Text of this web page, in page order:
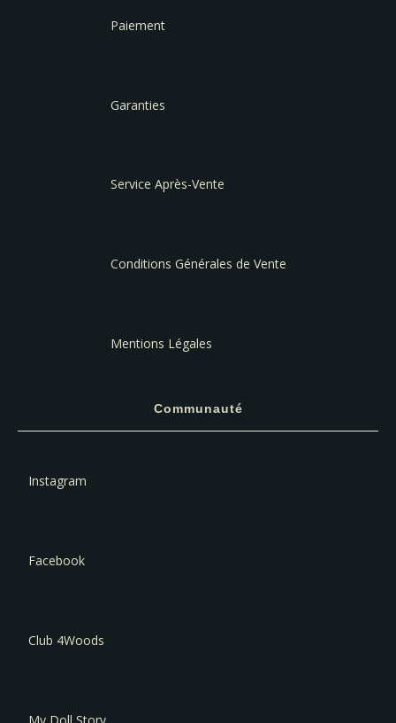
Paiement
Garanties
Service Après-Vente
Conditions Générales de Vente
Mentions Légales
Communauté
Instagram
Facebook
Club 4Woods
My Doll Story